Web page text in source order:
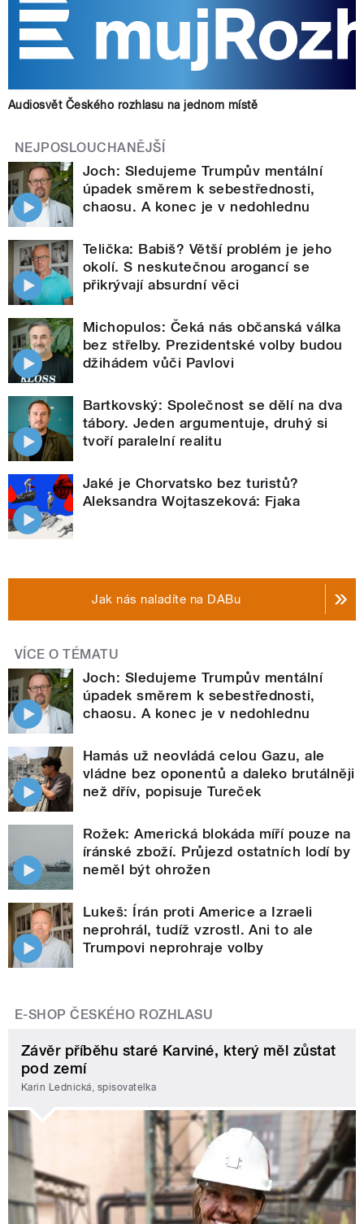
Audiosvět Českého rozhlasu na jednom místě
NEJPOSLOUCHANĚJŠÍ
Joch: Sledujeme Trumpův mentální
úpadek směrem k sebestřednosti,
chaosu. A konec je v nedohlednu
Telička: Babiš? Větší problém je jeho
okolí. S neskutečnou arogancí se
přikrývají absurdní věci
Michopulos: Čeká nás občanská válka
bez střelby. Prezidentské volby budou
džihádem vůči Pavlovi
Bartkovský: Společnost se dělí na dva
tábory. Jeden argumentuje, druhý si
tvoří paralelní realitu
Jaké je Chorvatsko bez turistů?
Aleksandra Wojtaszeková: Fjaka
Jak nás naladíte na DABu
VÍCE O TÉMATU
Joch: Sledujeme Trumpův mentální
úpadek směrem k sebestřednosti,
chaosu. A konec je v nedohlednu
Hamás už neovládá celou Gazu, ale
vládne bez oponentů a daleko brutálněji
než dřív, popisuje Tureček
Rožek: Americká blokáda míří pouze na
íránské zboží. Průjezd ostatních lodí by
neměl být ohrožen
Lukeš: Írán proti Americe a Izraeli
neprohrál, tudíž vzrostl. Ani to ale
Trumpovi neprohraje volby
E-SHOP ČESKÉHO ROZHLASU
Závěr příběhu staré Karviné, který měl zůstat
pod zemí
Karin Lednická, spisovatelka